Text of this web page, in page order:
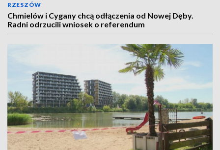
RZESZÓW
Chmielów i Cygany chcą odłączenia od Nowej Dęby.
Radni odrzucili wniosek o referendum